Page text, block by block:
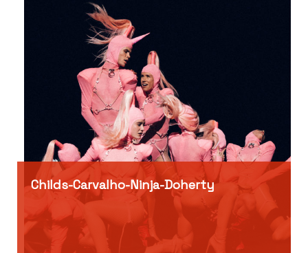
Childs-Carvalho-Ninja-Doherty